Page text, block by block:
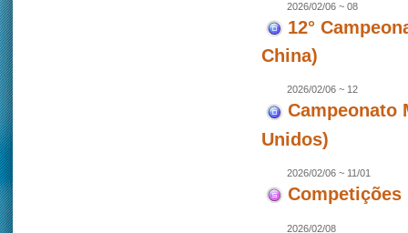
2026/02/06 ~ 08
12°
China)
2026/02/06 ~ 12
Campeonato
Unidos)
2026/02/06 ~ 11/01
Competições
2026/02/08